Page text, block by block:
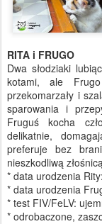
RITA i FRUGO
Dwa słodziaki
kotami, ale
przekomarzały i
sparowania i
Fruguś kocha
delikatnie,
preferuje bez
nieszkodliwą
* data urodzenia
* data urodzenia
* test FIV/FeLV:
* odrobaczone,